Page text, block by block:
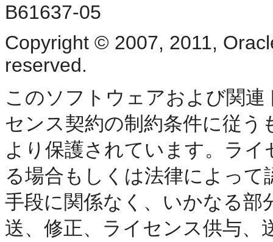
B61637-05
Copyright © 2007, 2011,
reserved.
このソフトウェアおよび関
センス契約の制約条件に従
より保護されています。ラ
る場合もしくは法律によっ
手段に関係なく、いかなる部
送、修正、ライセンス供与、